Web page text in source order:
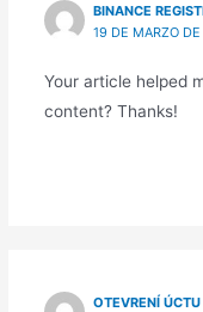
BINANCE
19 DE MARZO
Your article helped
content? Thanks!
OTEVRENÍ